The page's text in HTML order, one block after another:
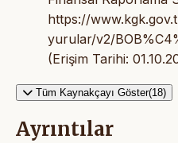
https://
yurular/v2/
(Erişim Tarihi:
Tüm Kaynakçayı Göster(18)
Ayrıntılar